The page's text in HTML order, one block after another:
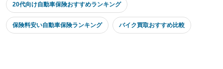
20代向け自動車保険おすすめランキング
保険料安い自動車保険ランキング バイク買取おすすめ比較